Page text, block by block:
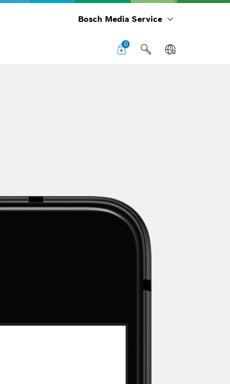
Bosch Media Service
0